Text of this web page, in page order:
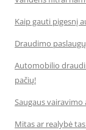
Kaip gauti pigesnį
Draudimo
Automobilio
pačių!
Saugaus
Mitas ar realybė